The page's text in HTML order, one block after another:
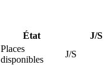
État J/S
Places
disponibles
J/S